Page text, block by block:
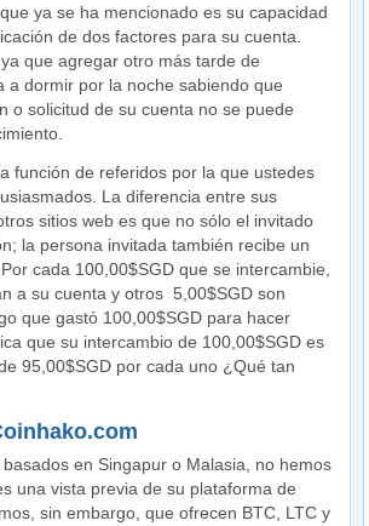
ya se ha mencionado es su capacidad
de dos factores para su cuenta.
que agregar otro más tarde de
a dormir por la noche sabiendo que
o solicitud de su cuenta no se puede
función de referidos por la que ustedes
La diferencia entre sus
sitios web es que no sólo el invitado
la persona invitada también recibe un
cada 100,00$SGD que se intercambie,
a su cuenta y otros 5,00$SGD son
que gastó 100,00$SGD para hacer
que su intercambio de 100,00$SGD es
95,00$SGD por cada uno ¿Qué tan
en Singapur o Malasia, no hemos
una vista previa de su plataforma de
sin embargo, que ofrecen BTC, LTC y